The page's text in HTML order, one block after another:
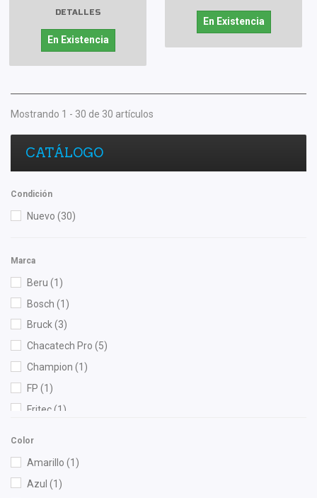
DETALLES
En Existencia
En Existencia
Mostrando 1 - 30 de 30 artículos
CATÁLOGO
Condición
Nuevo (30)
Marca
Beru (1)
Bosch (1)
Bruck(3)
Chacatech Pro (5)
Champion (1)
FP (1)
Fritec(1)
Color
Amarillo (1)
Azul (1)